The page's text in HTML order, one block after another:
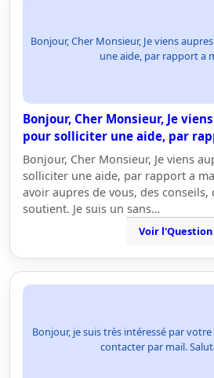
Bonjour, Cher Monsieur, Je viens
une aide, par rapport a
Bonjour, Cher Monsieur, Je
pour solliciter une aide, par
Bonjour, Cher Monsieur, Je viens
solliciter une aide, par rapport a
avoir aupres de vous, des
soutient. Je suis un sans…
Voir l'Question
Bonjour, je suis très intéressé par
contacter par mail.